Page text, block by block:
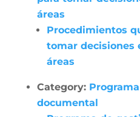
áreas
Procedimientos
tomar decisiones
áreas
Category:
documental